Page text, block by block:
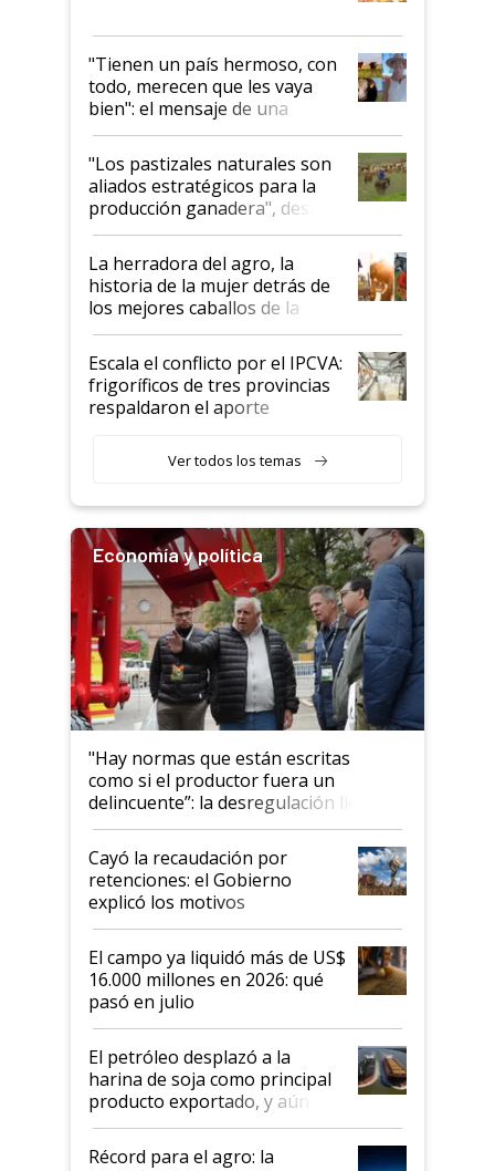
"Tienen un país hermoso, con
todo, merecen que les vaya
bien": el mensaje de una
ganadera uruguaya sobre las
oportunidades que se abren
para el agro en Argentina, con
foco en la carne
"Los pastizales naturales son
aliados estratégicos para la
producción ganadera", destaca
la iniciativa que ya reúne a 46
establecimientos en Argentina
La herradora del agro, la
historia de la mujer detrás de
los mejores caballos de la
Argentina y los mitos que
todavía hacen sufrir a estos
animales: "Mientras me
descalificaban, yo seguí
haciendo currículum"
Escala el conflicto por el IPCVA:
frigoríficos de tres provincias
respaldaron el aporte
Ver todos los temas
Economía y política
"Hay normas que están escritas
como si el productor fuera un
delincuente”: la desregulación llegó
al Congreso Aapresid y hasta se
habló del financiamiento al IPCVA
Cayó la recaudación por
retenciones: el Gobierno
explicó los motivos
El campo ya liquidó más de US$
16.000 millones en 2026: qué
pasó en julio
El petróleo desplazó a la
harina de soja como principal
producto exportado, y aún así
el agro aportó casi seis de cada
diez dólares y sostuvo el
Récord para el agro: la